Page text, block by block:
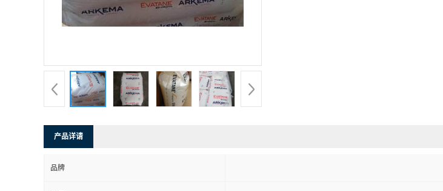
产品详请
品牌